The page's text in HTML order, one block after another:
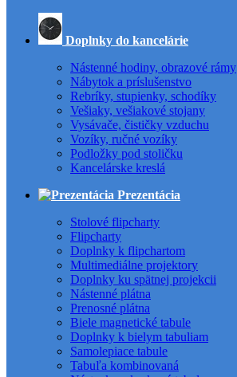
Doplnky do kancelárie
Nástenné hodiny, obrazové rámy
Nábytok a príslušenstvo
Rebríky, stupienky, schodíky
Vešiaky, vešiakové stojany
Vysávače, čističky vzduchu
Vozíky, ručné vozíky
Podložky pod stoličku
Kancelárske kreslá
Prezentácia
Stolové flipcharty
Flipcharty
Doplnky k flipchartom
Multimediálne projektory
Doplnky ku spätnej projekcii
Nástenné plátna
Prenosné plátna
Biele magnetické tabule
Doplnky k bielym tabuliam
Samolepiace tabule
Tabuľa kombinovaná